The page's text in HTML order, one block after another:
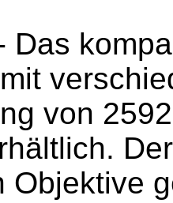
Das
von
Objektive